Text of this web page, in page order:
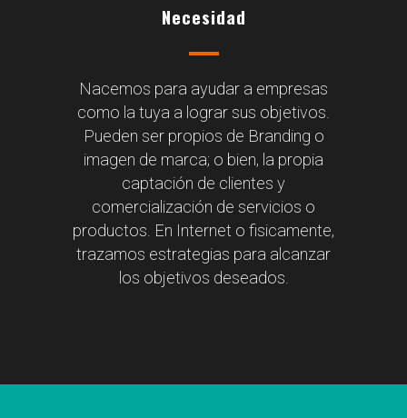
Necesidad
Nacemos para ayudar a empresas
como la tuya a lograr sus objetivos.
Pueden ser propios de Branding o
imagen de marca; o bien, la propia
captación de clientes y
comercialización de servicios o
productos. En Internet o fisicamente,
trazamos estrategias para alcanzar
los objetivos deseados.